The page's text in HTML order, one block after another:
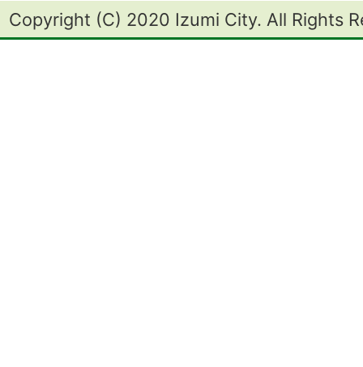
Copyright (C) 2020 Izumi City. All Rights